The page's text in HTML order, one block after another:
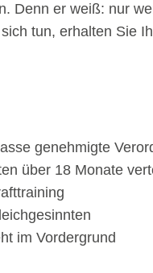
Denn er weiß: nur
tun, erhalten Sie
genehmigte
über 18 Monate
im Vordergrund